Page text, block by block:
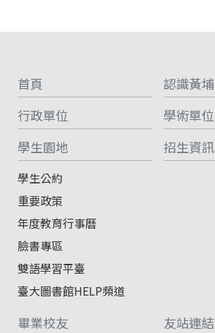
首頁
認識黃埔
行政單位
學術單位
學生園地
學生公約
重要政策
年度教育行事曆
臉書專區
雙語學習平臺
臺大圖書館HELP頻道
招生資訊
畢業校友 友站連結